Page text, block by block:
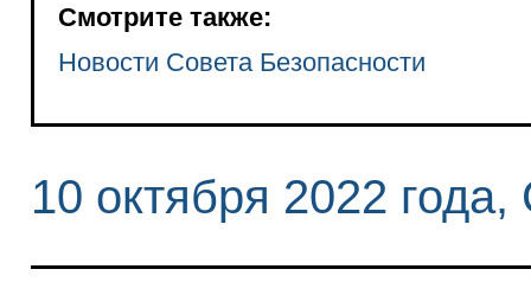
Смотрите также:
Новости Совета Безопасности
10 октября 2022 года,